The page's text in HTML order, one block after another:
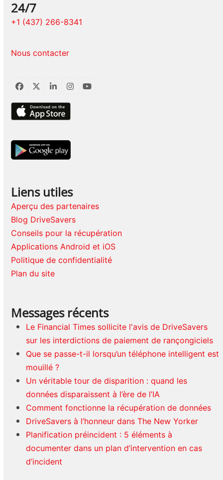
24/7
+1 (437) 266-8341
Nous contacter
Facebook
TwitterLinkedInInstagram
YouTube
Liens utiles
Aperçu des partenaires
Blog DriveSavers
Conseils pour la récupération
Applications Android et iOS
Politique de confidentialité
Plan du site
Messages récents
Le Financial Times sollicite l'avis de DriveSavers
sur les interdictions de paiement de rançongiciels
Que se passe-t-il lorsqu’un téléphone intelligent est
mouillé ?
Un véritable tour de disparition : quand les
données disparaissent à l’ère de l’IA
Comment fonctionne la récupération de données
DriveSavers à l’honneur dans The New Yorker
Planification préincident : 5 éléments à
documenter dans un plan d’intervention en cas
d’incident